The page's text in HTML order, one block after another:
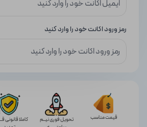
رمز ورود اکانت خود را وارد کنید
قیمت مناسب
تحویل فوری نیــم
کاملا قانونی